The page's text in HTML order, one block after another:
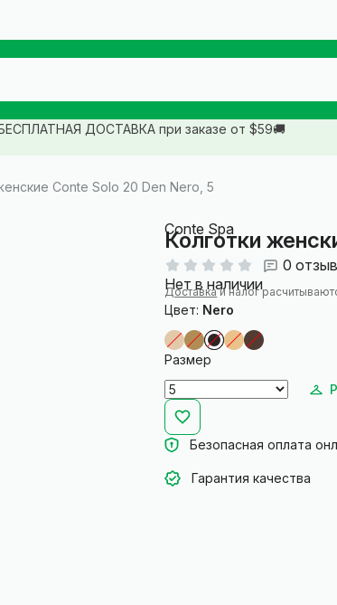
ДОСТАВКА при заказе от $59🚚
Conte Solo 20 Den Nero, 5
Conte Spa
Колготки
0
Нет в наличии
Доставкаи налог
Цвет: Nero
Размер
Безопасная оплата
Гарантия качества